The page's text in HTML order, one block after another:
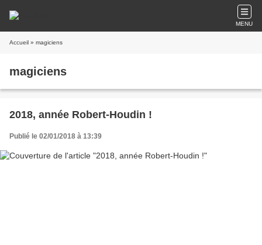
MENU
Accueil » magiciens
magiciens
2018, année Robert-Houdin !
Publié le 02/01/2018 à 13:39